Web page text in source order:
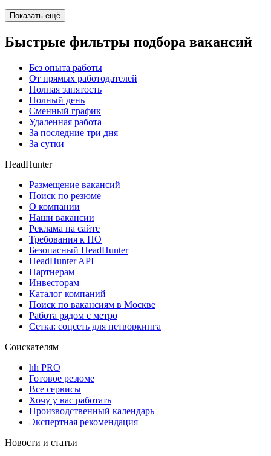
Показать ещё
Быстрые фильтры подбора вакансий
Без опыта работы
От прямых работодателей
Полная занятость
Полный день
Сменный график
Удаленная работа
За последние три дня
За сутки
HeadHunter
Размещение вакансий
Поиск по резюме
О компании
Наши вакансии
Реклама на сайте
Требования к ПО
Безопасный HeadHunter
HeadHunter API
Партнерам
Инвесторам
Каталог компаний
Поиск по вакансиям в Москве
Работа рядом с метро
Сетка: соцсеть для нетворкинга
Соискателям
hh PRO
Готовое резюме
Все сервисы
Хочу у вас работать
Производственный календарь
Экспертная рекомендация
Новости и статьи